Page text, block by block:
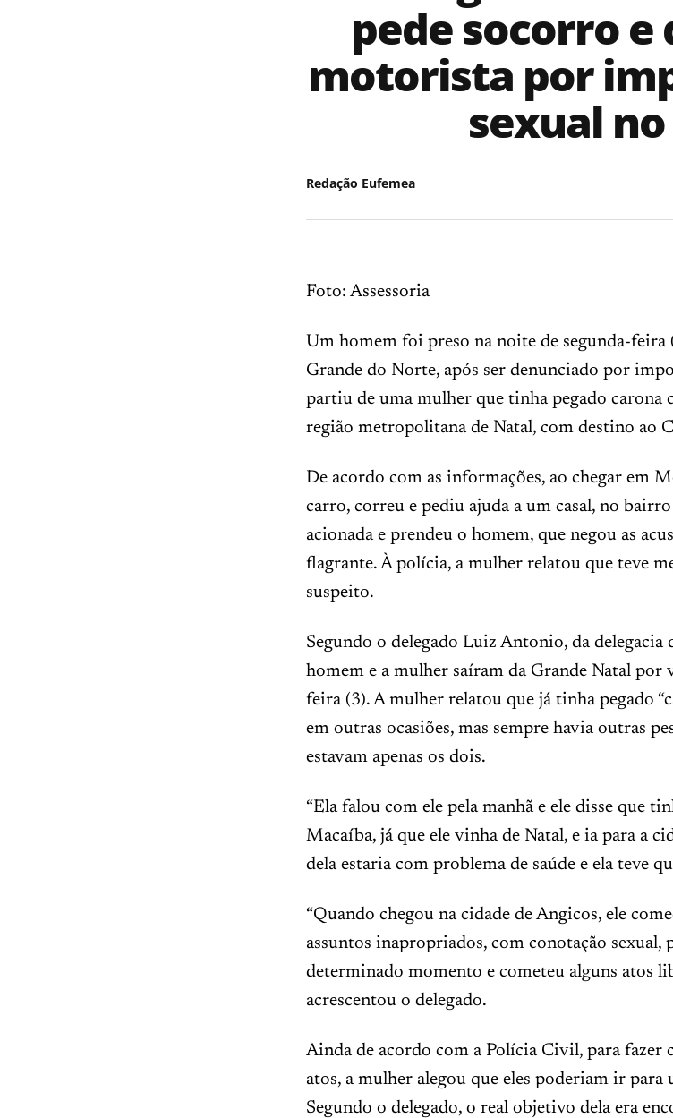
pede socorro e
motorista por
sexual no
Redação Eufemea
Foto: Assessoria
Um homem foi preso na noite de segunda-
Grande do Norte, após ser denunciado por
partiu de uma mulher que tinha pegado carona
região metropolitana de Natal, com destino ao
De acordo com as informações, ao chegar em
carro, correu e pediu ajuda a um casal, no
acionada e prendeu o homem, que negou as
flagrante. À polícia, a mulher relatou que teve
suspeito.
Segundo o delegado Luiz Antonio, da delegacia
homem e a mulher saíram da Grande Natal por
feira (3). A mulher relatou que já tinha pegado
em outras ocasiões, mas sempre havia outras
estavam apenas os dois.
“Ela falou com ele pela manhã e ele disse que
Macaíba, já que ele vinha de Natal, e ia para a
dela estaria com problema de saúde e ela teve
“Quando chegou na cidade de Angicos, ele
assuntos inapropriados, com conotação sexual,
determinado momento e cometeu alguns atos
acrescentou o delegado.
Ainda de acordo com a Polícia Civil, para fazer
atos, a mulher alegou que eles poderiam ir
Segundo o delegado, o real objetivo dela era